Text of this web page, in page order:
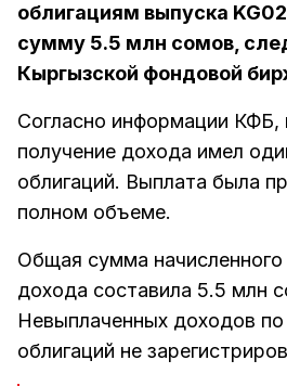
облигациям выпуска
сумму 5.5 млн сомов,
Кыргызской фондовой
Согласно информации КФБ,
получение дохода имел
облигаций. Выплата была
полном объеме.
Общая сумма начисленного
дохода составила 5.5 млн
Невыплаченных доходов
облигаций не